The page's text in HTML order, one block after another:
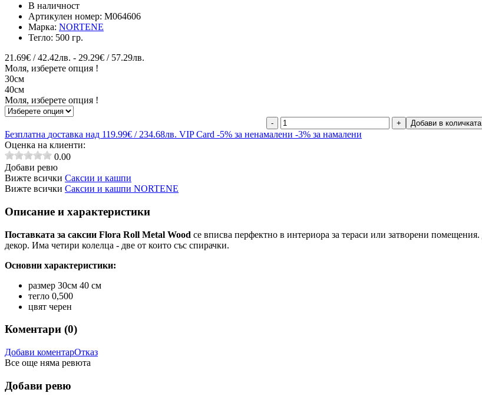
В наличност
Артикулен номер: M064606
Марка: NORTENE
Тегло: 500 гр.
21.69€ / 42.42лв. - 29.29€ / 57.29лв.
Моля, изберете опция !
30см
40см
Моля, изберете опция !
- + Добави в количката
Безплатна доставка над 119.99€ / 234.68лв. VIP Card -5% за ненамалени -3% за намалени
Оценка на клиенти:
0.00
Добави ревю
Вижте всички Саксии и кашпи
Вижте всички Саксии и кашпи NORTENE
Описание и характеристики
Поставката за саксии Flora Roll Metal Wood се вписва перфектно в интериора за тераси или затворени помещения.
декор. Има четири колелца - две от които със спирачки.
Основни характеристики:
размер 30см 40 см
тегло 0,500
цвят черен
Коментари (0)
Добави коментарОтказ
Все още няма ревюта
Добави ревю